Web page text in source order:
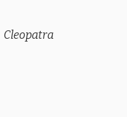
Cleopatra